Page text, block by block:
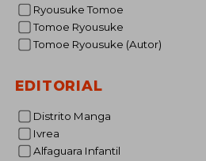
Ryousuke Tomoe
Tomoe Ryousuke
Tomoe Ryousuke (Autor)
EDITORIAL
Distrito Manga
Ivrea
Alfaguara Infantil